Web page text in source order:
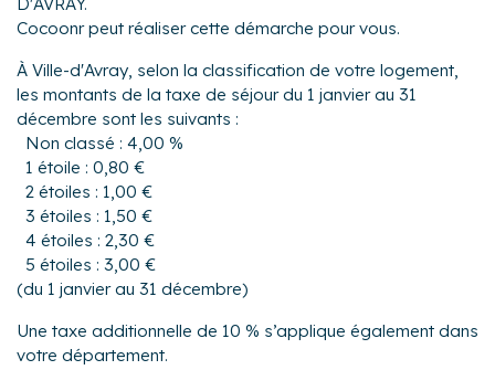
Cocoonr peut réaliser cette démarche pour vous.
À Ville-d'Avray, selon la classification de votre logement,
les montants de la taxe de séjour du 1 janvier au 31
décembre sont les suivants :
Non classé : 4,00 %
1 étoile : 0,80 €
2 étoiles : 1,00 €
3 étoiles : 1,50 €
4 étoiles : 2,30 €
5 étoiles : 3,00 €
(du 1 janvier au 31 décembre)
Une taxe additionnelle de 10 % s’applique également dans
votre département.